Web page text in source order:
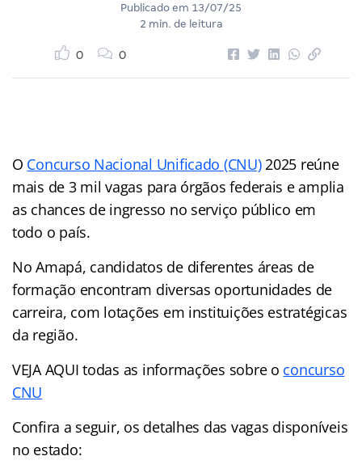
Publicado em 13/07/25
2 min. de leitura
0 0
O Concurso Nacional Unificado (CNU)2025 reúne
mais de 3 mil vagas para órgãos federais e amplia
as chances de ingresso no serviço público em
todo o país.
No Amapá, candidatos de diferentes áreas de
formação encontram diversas oportunidades de
carreira, com lotações em instituições estratégicas
da região.
VEJA AQUI todas as informações sobre o concurso
CNU
Confira a seguir, os detalhes das vagas disponíveis
no estado: